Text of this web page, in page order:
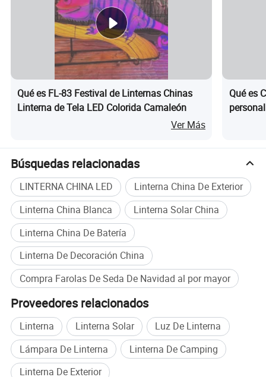
Qué es FL-83 Festival de Linternas Chinas
Linterna de Tela LED Colorida Camaleón
Ver Más
Qué es
Búsquedas relacionadas
LINTERNA CHINA LED
Linterna China De Exterior
Linterna China Blanca
Linterna Solar China
Linterna China De Batería
Linterna De Decoración China
Compra Farolas De Seda De Navidad al por mayor
Proveedores relacionados
Linterna Linterna Solar
Luz De Linterna
Lámpara De Linterna
Linterna De Camping
Linterna De Exterior